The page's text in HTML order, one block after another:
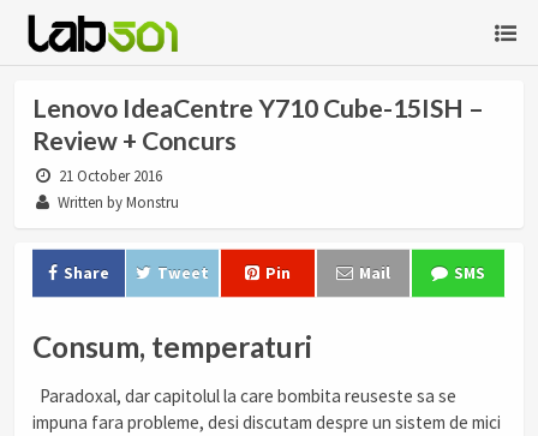
Lenovo IdeaCentre Y710 Cube-15ISH –
Review + Concurs
21 October 2016
Written by Monstru
Share Tweet Pin Mail SMS
Consum, temperaturi
Paradoxal, dar capitolul la care bombita reuseste sa se
impuna fara probleme, desi discutam despre un sistem de mici